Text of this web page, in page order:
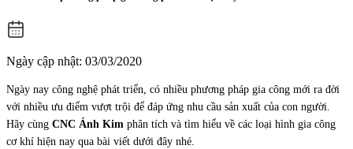
Ngày cập nhật: 03/03/2020
Ngày nay công nghệ phát triển, có nhiều phương pháp gia công mới ra đời
với nhiều ưu điểm vượt trội để đáp ứng nhu cầu sản xuất của con người.
Hãy cùng CNC Ánh Kim phân tích và tìm hiểu về các loại hình gia công
cơ khí hiện nay qua bài viết dưới đây nhé.